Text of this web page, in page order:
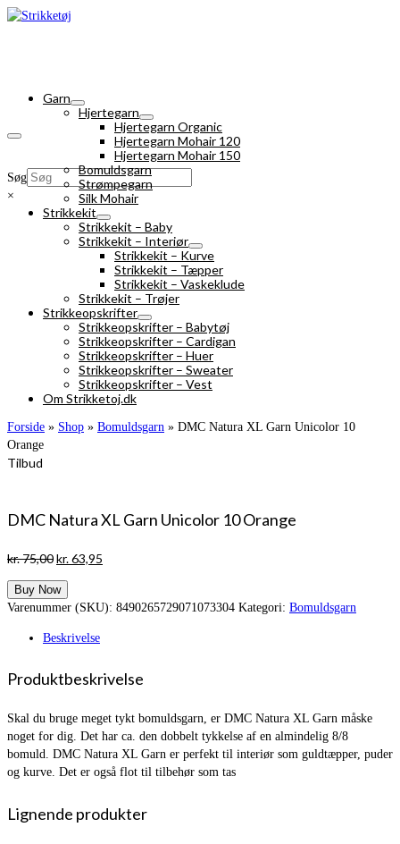
Søg
×
Garn
Hjertegarn
Hjertegarn Organic
Hjertegarn Mohair 120
Hjertegarn Mohair 150
Bomuldsgarn
Strømpegarn
Silk Mohair
Strikkekit
Strikkekit – Baby
Strikkekit – Interiør
Strikkekit – Kurve
Strikkekit – Tæpper
Strikkekit – Vaskeklude
Strikkekit – Trøjer
Strikkeopskrifter
Strikkeopskrifter – Babytøj
Strikkeopskrifter – Cardigan
Strikkeopskrifter – Huer
Strikkeopskrifter – Sweater
Strikkeopskrifter – Vest
Om Strikketoj.dk
Forside » Shop » Bomuldsgarn » DMC Natura XL Garn Unicolor 10
Orange
Tilbud
DMC Natura XL Garn Unicolor 10 Orange
kr.75,00Den
pris
var:
kr.63,95
er:
Buy Now
Varenummer (SKU): 8490265729071073304 Kategori: Bomuldsgarn
Beskrivelse
Produktbeskrivelse
Skal du bruge meget tykt bomuldsgarn, er DMC Natura XL Garn måske
noget for dig. Det har ca. den dobbelt tykkelse af en almindelig 8/8
bomuld. DMC Natura XL Garn er perfekt til interiør som guldtæpper, puder
og kurve. Det er også flot til tilbehør som tas
Lignende produkter